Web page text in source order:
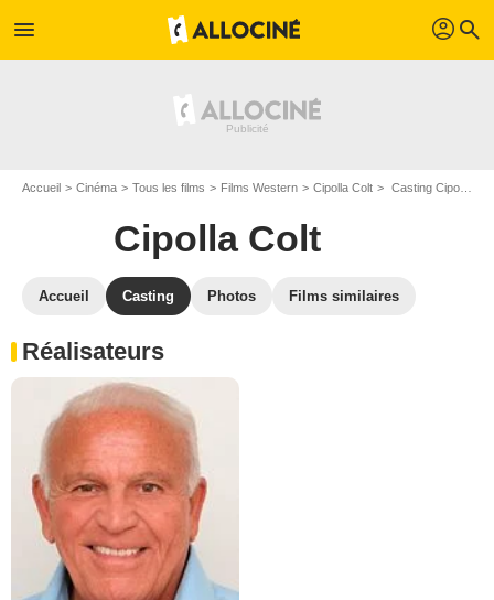
menu profil search
Accueil Cinéma Tous les films Films Western Cipolla Colt Casting Cipolla Colt
Cipolla Colt
Accueil Casting Photos Films similaires
Réalisateurs